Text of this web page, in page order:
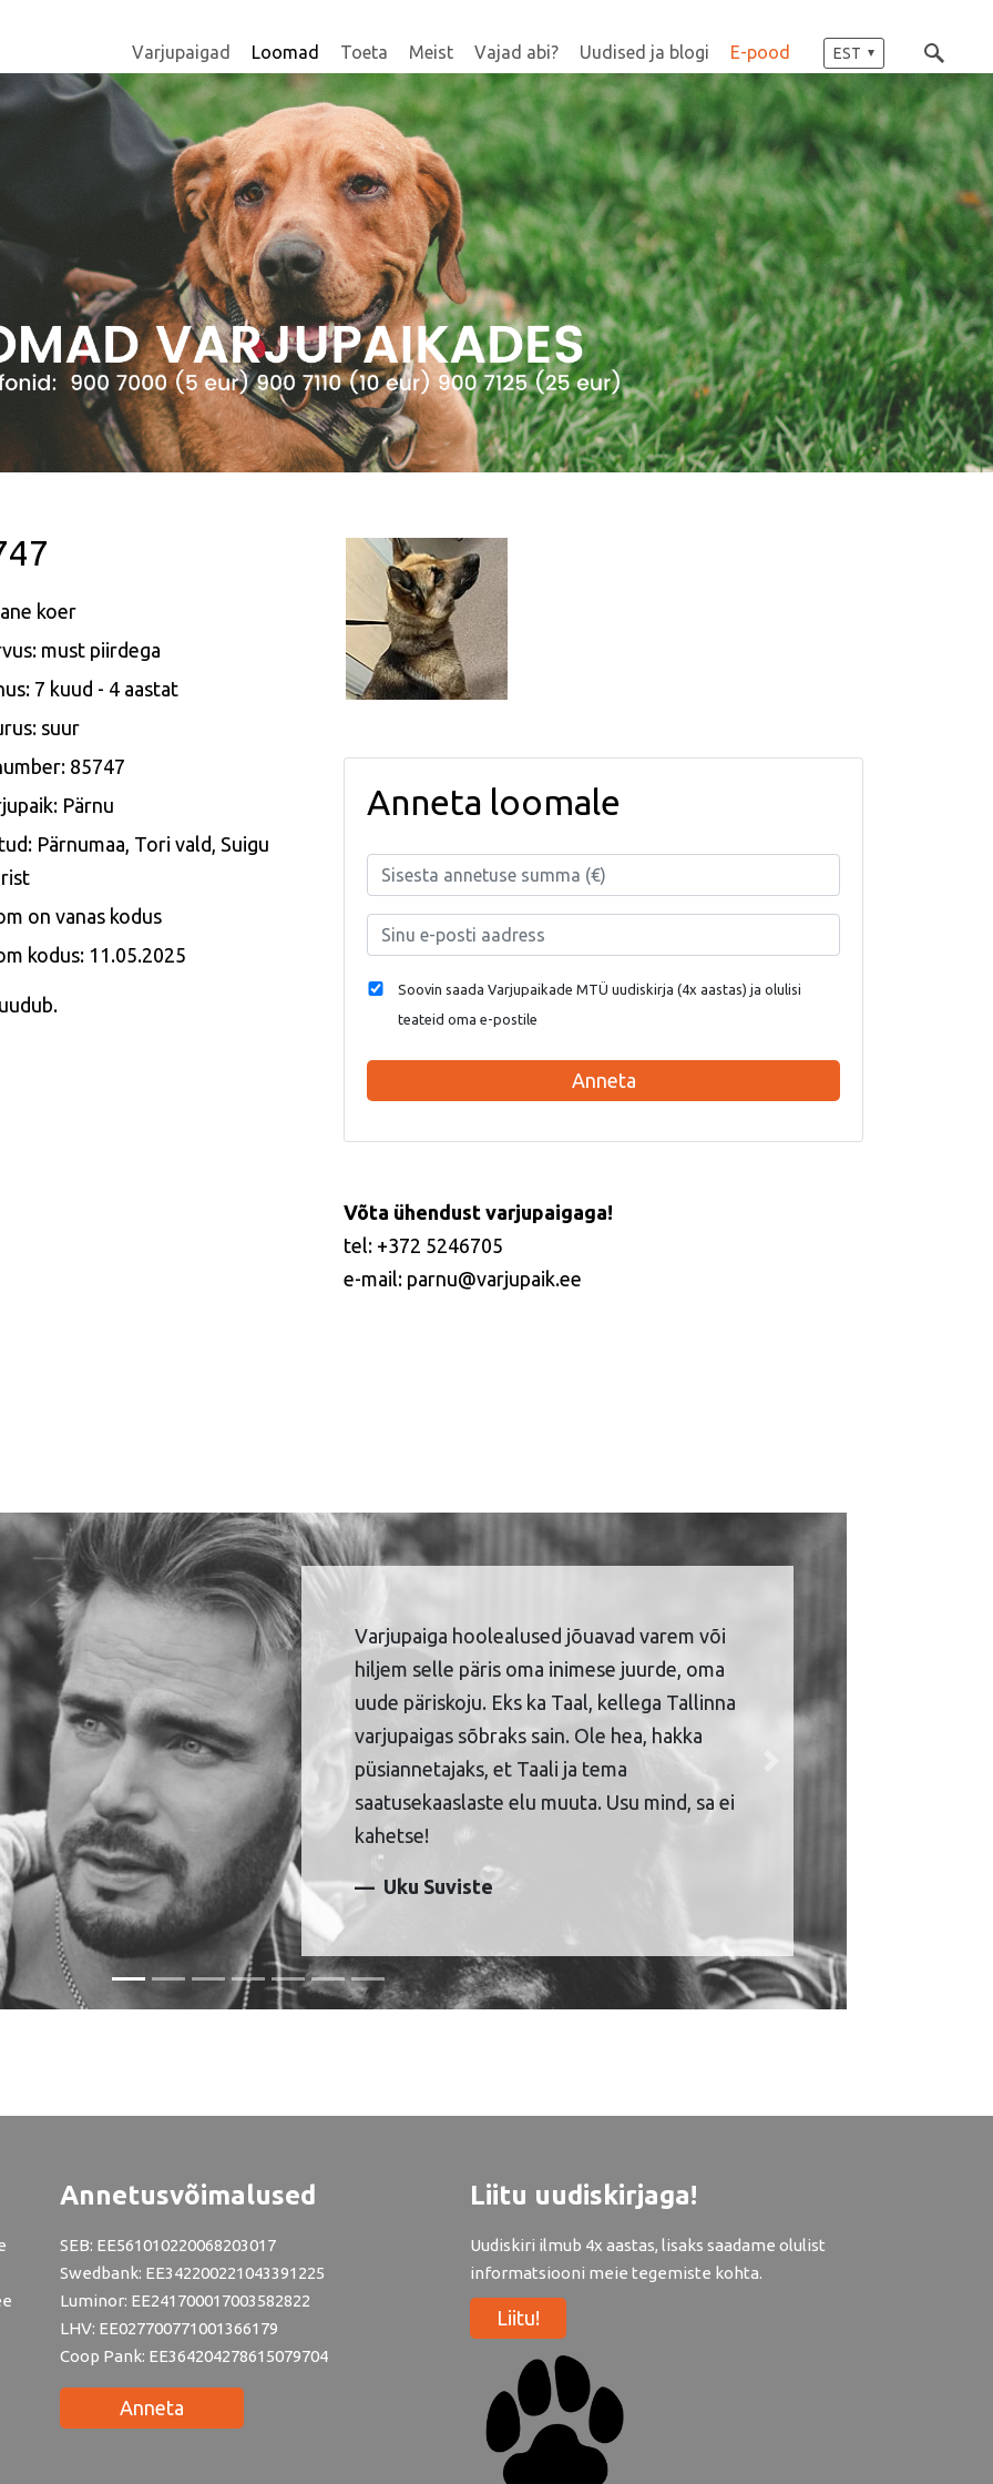
Varjupaigad Loomad Toeta Meist Vajad abi? Uudised ja blogi E-pood EST
koer
must piirdega
7 kuud - 4 aastat
suur
85747
Pärnu
Pärnumaa, Tori vald, Suigu
on vanas kodus
kodus: 11.05.2025
Anneta loomale
Soovin saada Varjupaikade MTÜ uudiskirja (4x aastas) ja olulisi
teateid oma e-postile
Anneta
Võta ühendust varjupaigaga!
tel: +372 5246705
e-mail: parnu@varjupaik.ee
Varjupaiga hoolealused jõuavad varem või
hiljem selle päris oma inimese juurde, oma
uude päriskoju. Eks ka Taal, kellega Tallinna
varjupaigas sõbraks sain. Ole hea, hakka
püsiannetajaks, et Taali ja tema
saatusekaaslaste elu muuta. Usu mind, sa ei
kahetse!
Uku Suviste
Next
Annetusvõimalused
SEB: EE561010220068203017
Swedbank: EE342200221043391225
Luminor: EE241700017003582822
LHV: EE027700771001366179
Coop Pank: EE364204278615079704
Anneta
Liitu uudiskirjaga!
Uudiskiri ilmub 4x aastas, lisaks saadame olulist
informatsiooni meie tegemiste kohta.
Liitu!